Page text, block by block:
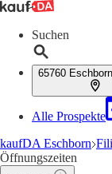
Suchen
65760
Alle Prospekte
kaufDA Eschborn
Öffnungszeiten